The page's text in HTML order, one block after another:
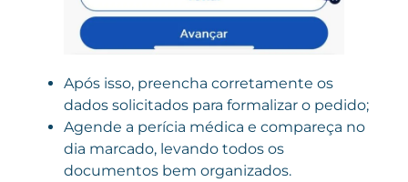
Após isso, preencha corretamente os
dados solicitados para formalizar o pedido;
Agende a perícia médica e compareça no
dia marcado, levando todos os
documentos bem organizados.